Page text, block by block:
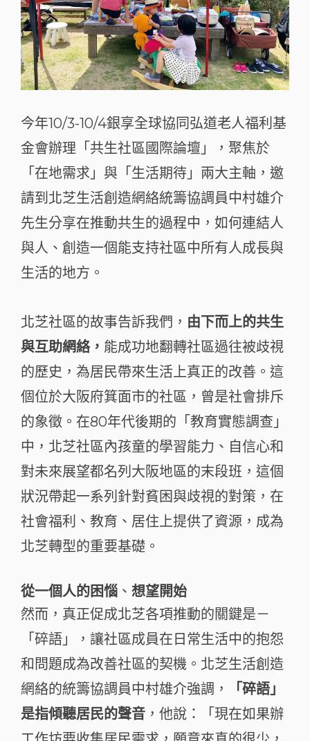
今年10/3-10/4銀享全球協同弘道老人福利基
金會辦理「共生社區國際論壇」，聚焦於
「在地需求」與「生活期待」兩大主軸，邀
請到北芝生活創造網絡統籌協調員中村雄介
先生分享在推動共生的過程中，如何連結人
與人、創造一個能支持社區中所有人成長與
生活的地方。
北芝社區的故事告訴我們， 由下而上的共生
與互助網絡， 能成功地翻轉社區過往被歧視
的歷史，為居民帶來生活上真正的改善。這
個位於大阪府箕面市的社區，曾是社會排斥
的象徵。在80年代後期的「教育實態調查」
中，北芝社區內孩童的學習能力、自信心和
對未來展望都名列大阪地區的末段班，這個
狀況帶起一系列針對貧困與歧視的對策，在
社會福利、教育、居住上提供了資源，成為
北芝轉型的重要基礎。
從一個人的困惱 、 想望開始
然而，真正促成北芝各項推動的關鍵是－
「碎語」，讓社區成員在日常生活中的抱怨
和問題成為改善社區的契機。北芝生活創造
網絡的統籌協調員中村雄介強調，
「碎語」
是指傾聽居民的聲音 ，他說：「現在如果辦